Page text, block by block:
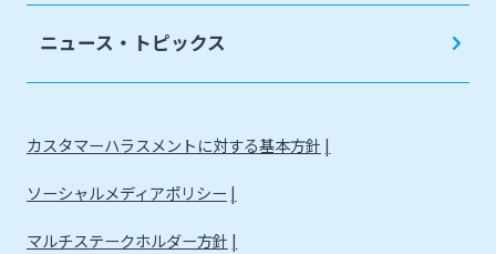
ニュース・トピックス
カスタマーハラスメントに対する基本方針
ソーシャルメディアポリシー
マルチステークホルダー方針